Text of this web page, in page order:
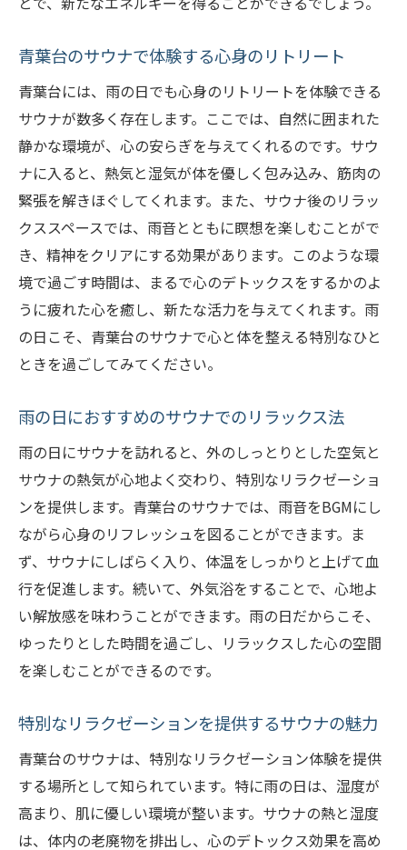
青葉台のサウナで体験する心身のリトリート
青葉台には、雨の日でも心身のリトリートを体験できる
サウナが数多く存在します。ここでは、自然に囲まれた
静かな環境が、心の安らぎを与えてくれるのです。サウ
ナに入ると、熱気と湿気が体を優しく包み込み、筋肉の
緊張を解きほぐしてくれます。また、サウナ後のリラッ
クススペースでは、雨音とともに瞑想を楽しむことがで
き、精神をクリアにする効果があります。このような環
境で過ごす時間は、まるで心のデトックスをするかのよ
うに疲れた心を癒し、新たな活力を与えてくれます。雨
の日こそ、青葉台のサウナで心と体を整える特別なひと
ときを過ごしてみてください。
雨の日におすすめのサウナでのリラックス法
雨の日にサウナを訪れると、外のしっとりとした空気と
サウナの熱気が心地よく交わり、特別なリラクゼーショ
ンを提供します。青葉台のサウナでは、雨音をBGMにし
ながら心身のリフレッシュを図ることができます。ま
ず、サウナにしばらく入り、体温をしっかりと上げて血
行を促進します。続いて、外気浴をすることで、心地よ
い解放感を味わうことができます。雨の日だからこそ、
ゆったりとした時間を過ごし、リラックスした心の空間
を楽しむことができるのです。
特別なリラクゼーションを提供するサウナの魅力
青葉台のサウナは、特別なリラクゼーション体験を提供
する場所として知られています。特に雨の日は、湿度が
高まり、肌に優しい環境が整います。サウナの熱と湿度
は、体内の老廃物を排出し、心のデトックス効果を高め